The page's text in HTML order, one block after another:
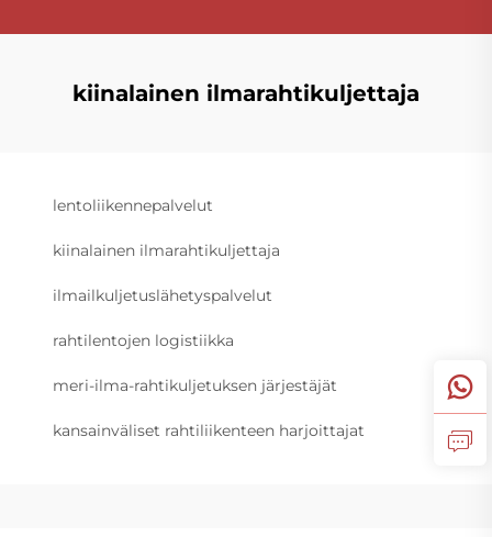
kiinalainen ilmarahtikuljettaja
lentoliikennepalvelut
kiinalainen ilmarahtikuljettaja
ilmailkuljetuslähetyspalvelut
rahtilentojen logistiikka
meri-ilma-rahtikuljetuksen järjestäjät
kansainväliset rahtiliikenteen harjoittajat